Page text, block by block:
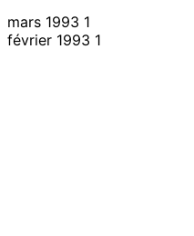
mars 1993 1
février 1993 1